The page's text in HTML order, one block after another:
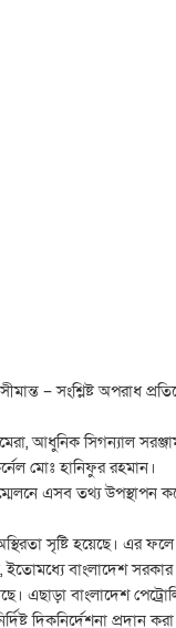
– সংশ্লিষ্ট অপরাধ
আধুনিক সিগন্যাল
মোঃ হানিফুর রহমান।
এসব তথ্য উপস্থাপন
সৃষ্টি হয়েছে। এর ফলে
ইতোমধ্যে বাংলাদেশ
এছাড়া বাংলাদেশ
দিকনির্দেশনা প্রদান